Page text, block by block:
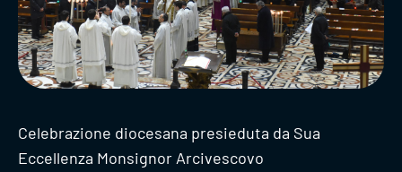
Celebrazione diocesana presieduta da Sua
Eccellenza Monsignor Arcivescovo